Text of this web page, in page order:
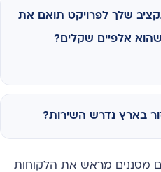
שלך לפרויקט תואם את
אלפיים שקלים?
בארץ נדרש השירות?
מסננים מראש את הלקוחות